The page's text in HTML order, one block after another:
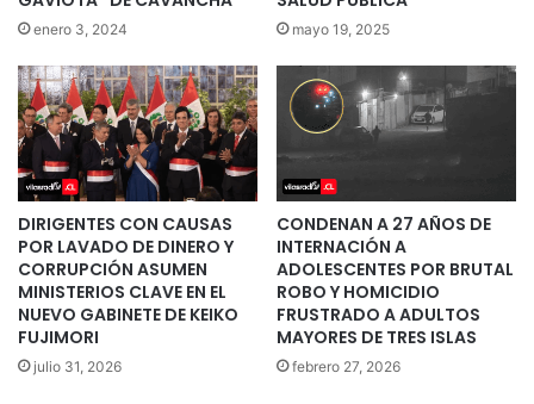
enero 3, 2024 mayo 19, 2025
DIRIGENTES CON CAUSAS
POR LAVADO DE DINERO Y
CORRUPCIÓN ASUMEN
MINISTERIOS CLAVE EN EL
NUEVO GABINETE DE KEIKO
FUJIMORI
julio 31, 2026
CONDENAN A 27 AÑOS DE
INTERNACIÓN A
ADOLESCENTES POR BRUTAL
ROBO Y HOMICIDIO
FRUSTRADO A ADULTOS
MAYORES DE TRES ISLAS
febrero 27, 2026